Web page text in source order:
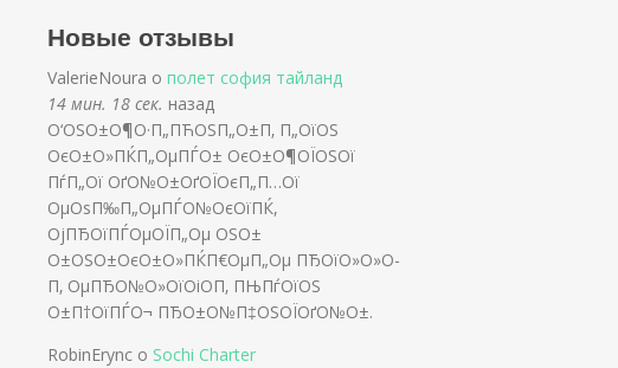
Новые отзывы
ValerieNoura о полет софия тайланд
14 мин. 18 сек. назад
О‘ОЅО±О¶О·П„ПЋОЅП„О±П‚ П„ОїОЅ
ОєО±О»ПЌП„ОµПЃО± ОєО±О¶ОЇОЅОї
ПѓП„Ої ОґО№О±ОґОЇОєП„П…Ої
ОµОѕП‰П„ОµПЃО№ОєОїПЌ,
ОјПЂОїПЃОµОЇП„Оµ ОЅО±
О±ОЅО±ОєО±О»ПЌП€ОµП„Оµ ПЂОїО»О»О­
П‚ ОµПЂО№О»ОїОіО­П‚ ПЊПѓОїОЅ
О±П†ОїПЃО¬ ПЂО±О№П‡ОЅОЇОґО№О±.
RobinErync о Sochi Charter